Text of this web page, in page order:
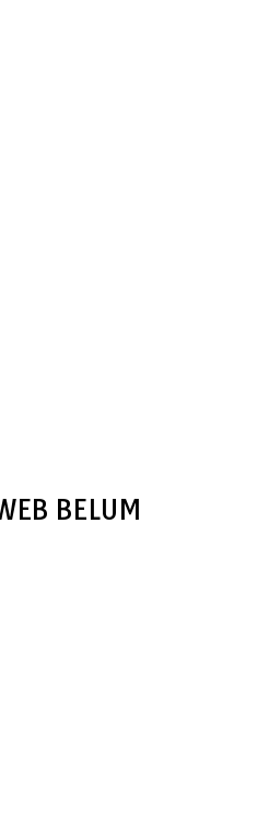
BELUM